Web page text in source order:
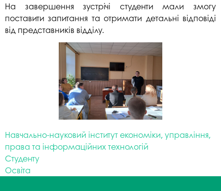
На завершення зустрічі студенти мали змогу
поставити запитання та отримати детальні відповіді
від представників відділу.
Навчально-науковий інститут економіки, управління,
права та інформаційних технологій
Студенту
Освіта